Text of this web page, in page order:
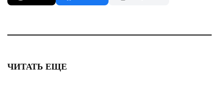
ЧИТАТЬ ЕЩЕ